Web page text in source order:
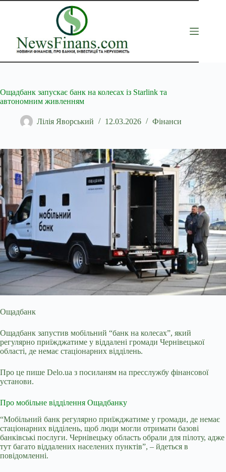
Перейти
Ощадбанк запускає банк на колесах із Starlink та
автономним живленням
Лілія Яворський 12.03.2026 Фінанси
Ощадбанк
Ощадбанк запустив мобільний “банк на колесах”, який
регулярно приїжджатиме у віддалені громади Чернівецької
області, де немає стаціонарних відділень.
Про це пише Delo.ua з посиланям на пресслужбу фінансової
установи.
Про мобільне відділення Ощадбанку
“Мобільний банк регулярно приїжджатиме у громади, де немає
стаціонарних відділень, щоб люди могли отримати базові
банківські послуги. Чернівецьку область обрали для пілоту, адже
тут багато віддалених населених пунктів”, – йдеться в
повідомленні.